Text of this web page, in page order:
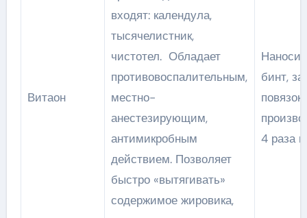
Витаон
входят: календула,
тысячелистник,
чистотел. Обладает
противовоспалительным,
местно-
анестезирующим,
антимикробным
действием. Позволяет
быстро «вытягивать»
содержимое жировика,
бинт,
повязок
4 раза в